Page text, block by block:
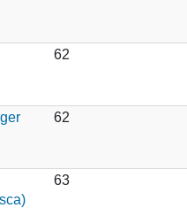
62
62
63